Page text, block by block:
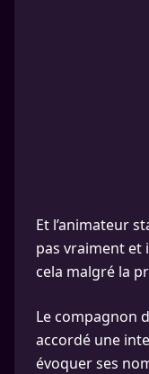
Et l’animateur
pas vraiment et
cela malgré la
Le compagnon
accordé une
évoquer ses